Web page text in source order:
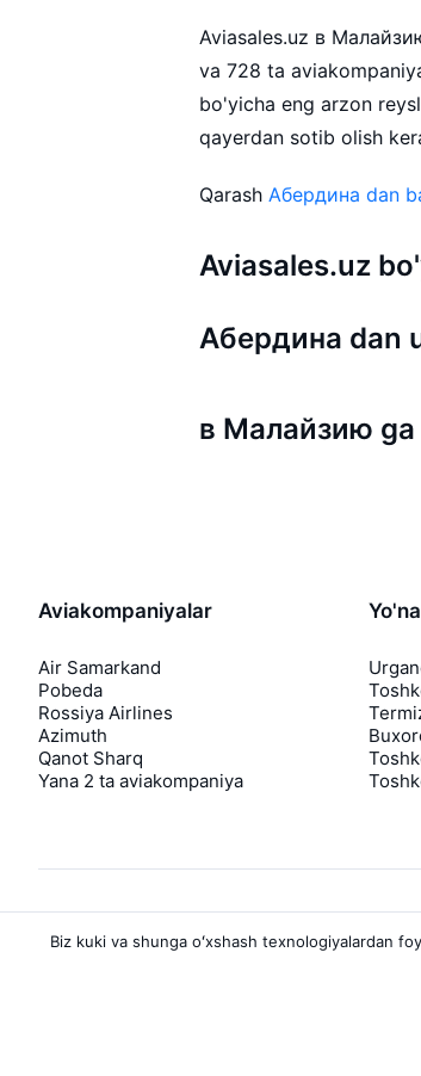
Aviasales.uz в
va 728 ta
bo'yicha eng arzon
qayerdan sotib olish
Qarash Абердина dan
Aviasales.uz
Абердина dan
в Малайзию
Aviakompaniyalar
Air Samarkand
Pobeda
Rossiya Airlines
Azimuth
Qanot Sharq
Yana 2 ta aviakompaniya
Biz kuki va shunga oʻxshash texnologiyalardan